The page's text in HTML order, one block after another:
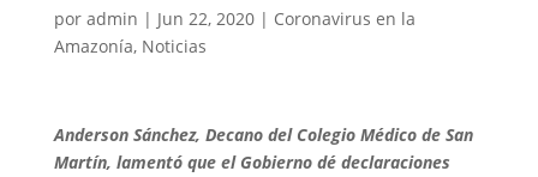
por admin | Jun 22, 2020| Coronavirus en la
Amazonía, Noticias
Anderson Sánchez, Decano del Colegio Médico de San
Martín, lamentó que el Gobierno dé declaraciones